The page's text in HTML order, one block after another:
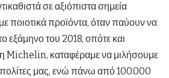
σε αξιόπιστα σημεία
ποιοτικά προϊόντα, όταν παύουν να
εξάμηνο του 2018, οπότε και
Michelin, καταφέραμε να μιλήσουμε
μας, ενώ πάνω από 100.000